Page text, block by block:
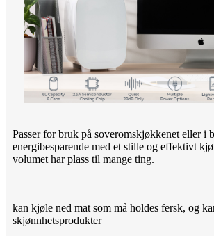
Passer for bruk på soveromskjøkkenet eller i
energibesparende med et stille og effektivt
volumet har plass til mange ting.
kan kjøle ned mat som må holdes fersk, og
skjønnhetsprodukter